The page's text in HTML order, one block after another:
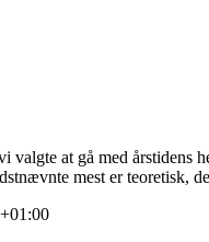
valgte at gå med
mest er teoretisk,